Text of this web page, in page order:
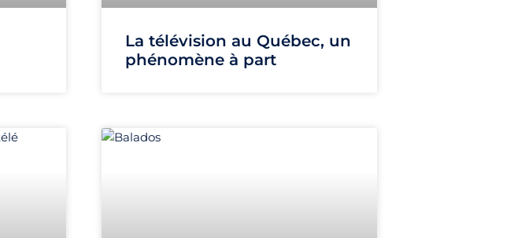
La télévision au Québec, un
phénomène à part